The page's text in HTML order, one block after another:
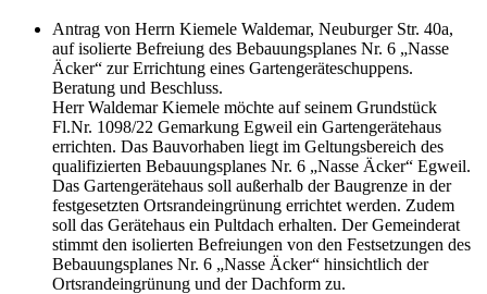
Antrag von Herrn Kiemele Waldemar, Neuburger Str. 40a,
auf isolierte Befreiung des Bebauungsplanes Nr. 6 „Nasse
Äcker“ zur Errichtung eines Gartengeräteschuppens.
Beratung und Beschluss.
Herr Waldemar Kiemele möchte auf seinem Grundstück
Fl.Nr. 1098/22 Gemarkung Egweil ein Gartengerätehaus
errichten. Das Bauvorhaben liegt im Geltungsbereich des
qualifizierten Bebauungsplanes Nr. 6 „Nasse Äcker“ Egweil.
Das Gartengerätehaus soll außerhalb der Baugrenze in der
festgesetzten Ortsrandeingrünung errichtet werden. Zudem
soll das Gerätehaus ein Pultdach erhalten. Der Gemeinderat
stimmt den isolierten Befreiungen von den Festsetzungen des
Bebauungsplanes Nr. 6 „Nasse Äcker“ hinsichtlich der
Ortsrandeingrünung und der Dachform zu.